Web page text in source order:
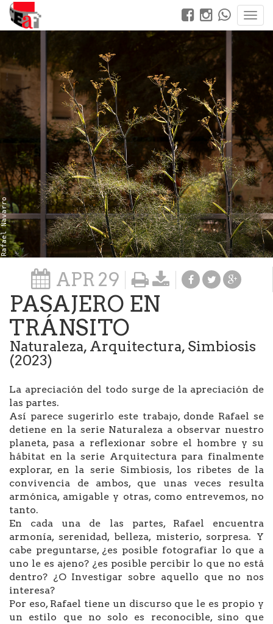
Rafael Navarro
APR29
PASAJERO EN
TRÁNSITO
Naturaleza, Arquitectura, Simbiosis
(2023)
La apreciación del todo surge de la apreciación de
las partes.
Así parece sugerirlo este trabajo, donde Rafael se
detiene en la serie Naturaleza a observar nuestro
planeta, pasa a reflexionar sobre el hombre y su
hábitat en la serie Arquitectura para finalmente
explorar, en la serie Simbiosis, los ribetes de la
convivencia de ambos, que unas veces resulta
armónica, amigable y otras, como entrevemos, no
tanto.
En cada una de las partes, Rafael encuentra
armonía, serenidad, belleza, misterio, sorpresa. Y
cabe preguntarse, ¿es posible fotografiar lo que a
uno le es ajeno? ¿es posible percibir lo que no está
dentro? ¿O Investigar sobre aquello que no nos
interesa?
Por eso, Rafael tiene un discurso que le es propio y
un estilo que no solo es reconocible, sino que